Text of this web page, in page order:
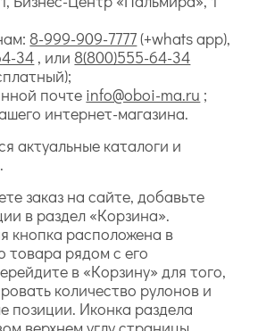
8-999-909-7777(+whats app),
34 , или 8(800)555-64-34
почте info@oboi-ma.ru ;
интернет-магазина.
актуальные каталоги и
заказ на сайте, добавьте
в раздел «Корзина».
кнопка расположена в
товара рядом с его
в «Корзину» для того,
количество рулонов и
позиции. Иконка раздела